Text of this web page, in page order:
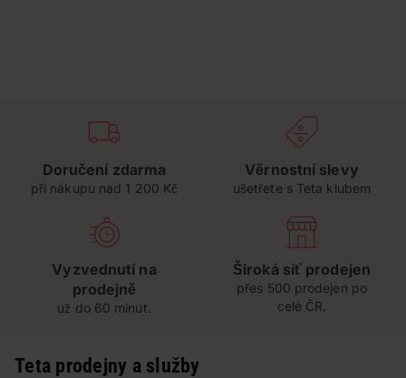
Doručení zdarma
při nákupu nad 1 200 Kč
Věrnostní slevy
ušetřete s Teta klubem
Vyzvednutí na
prodejně
už do 60 minut.
Široká síť prodejen
přes 500 prodejen po
celé ČR.
Teta prodejny a služby